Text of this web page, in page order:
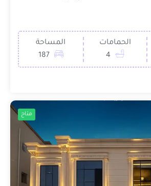
الحمامات
4
المساحة
187
متاح